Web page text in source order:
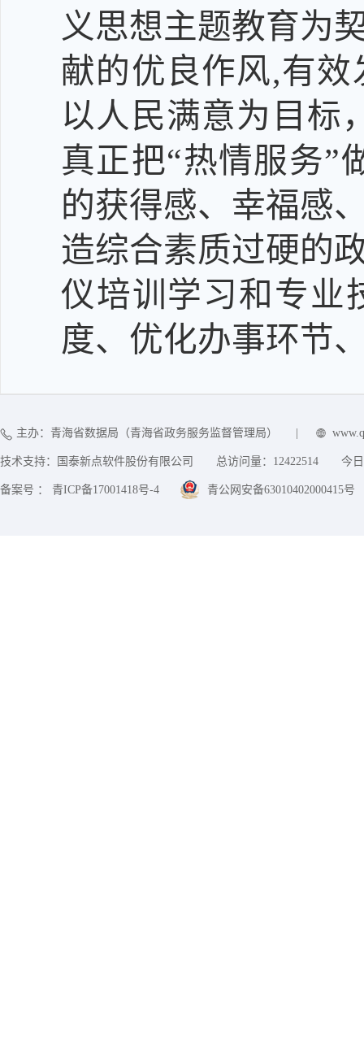
义思想主题教育为
献的优良作风,有
以人民满意为目标
真正把“热情服务”
的获得感、幸福感
造综合素质过硬的
仪培训学习和专业
度、优化办事环节
主办：青海省数据局（青海省政务服务监督管理局）
技术支持：国泰新点软件股份有限公司 总访问量： 12422514 今
备案号 ： 青ICP备17001418号-4 青公网安备63010402000415号